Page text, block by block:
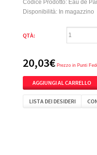
Codice Prodotto: Eau de
Disponibilità: In magazzino
QTÀ:
20,03€ Prezzo in Punti
LISTA DEI DESIDERI